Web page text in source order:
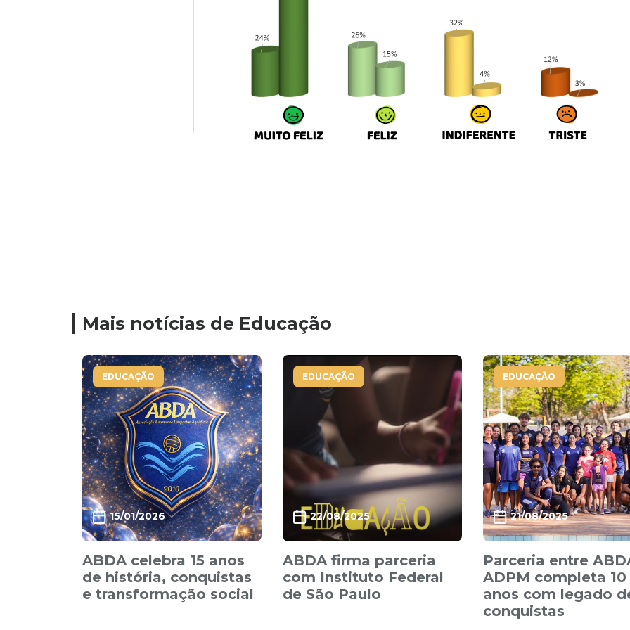
Mais notícias de Educação
EDUCAÇÃO
15/01/2026
ABDA celebra 15 anos
de história, conquistas
e transformação social
EDUCAÇÃO
22/08/2025
ABDA firma parceria
com Instituto Federal
de São Paulo
EDUCAÇÃO
21/08/2025
Parceria entre
ADPM completa 10
anos com legado
conquistas